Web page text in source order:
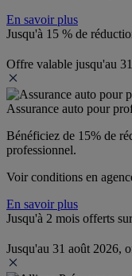
En savoir plus
Jusqu'à 15 % de
Offre valable jusqu'au
Assurance auto pour
Bénéficiez de 15% de
professionnel.
Voir conditions en
En savoir plus
Jusqu'à 2 mois offerts
Jusqu'au 31 août 2026,